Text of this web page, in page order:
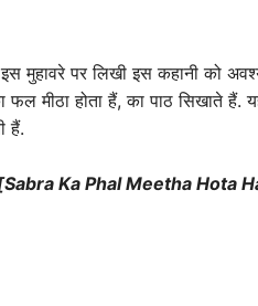
मुहावरे पर लिखी इस कहानी को
फल मीठा होता हैं, का पाठ सिखाते हैं.
हैं.
Sabra Ka Phal Meetha Hota